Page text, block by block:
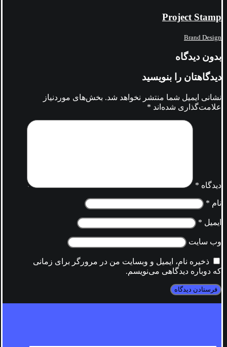
Project Stamp
Brand Design
بدون دیدگاه
دیدگاهتان را بنویسید
نشانی ایمیل شما منتشر نخواهد شد. بخش‌های موردنیاز
علامت‌گذاری شده‌اند *
دیدگاه *
نام *
ایمیل *
وب‌ سایت
ذخیره نام، ایمیل و وبسایت من در مرورگر برای زمانی
که دوباره دیدگاهی می‌نویسم.